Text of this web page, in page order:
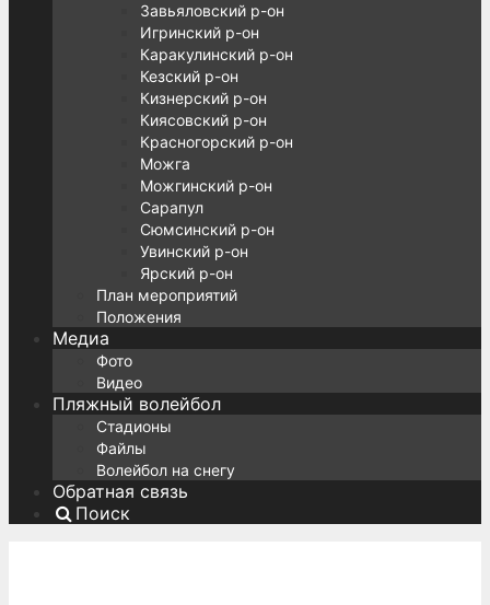
Завьяловский р-он
Игринский р-он
Каракулинский р-он
Кезский р-он
Кизнерский р-он
Киясовский р-он
Красногорский р-он
Можга
Можгинский р-он
Сарапул
Сюмсинский р-он
Увинский р-он
Ярский р-он
План мероприятий
Положения
Медиа
Фото
Видео
Пляжный волейбол
Стадионы
Файлы
Волейбол на снегу
Обратная связь
Поиск